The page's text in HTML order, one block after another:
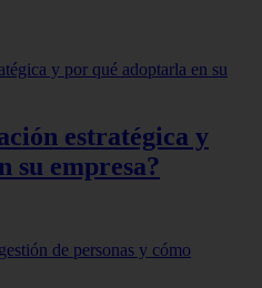
estratégica y
su empresa?